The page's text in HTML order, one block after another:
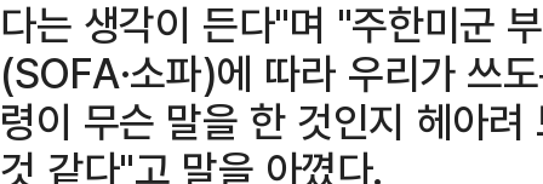
다는 생각이 든다"며 "주한미군
(SOFA·소파)에 따라 우리가 쓰
령이 무슨 말을 한 것인지 헤아
것 같다"고 말을 아꼈다.